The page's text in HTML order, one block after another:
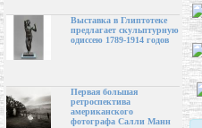
Выставка в Глиптотеке
предлагает скульптурную
одиссею 1789-1914 годов
Первая большая
ретроспектива
американского
фотографа Салли Манн